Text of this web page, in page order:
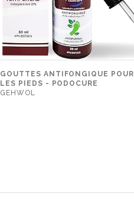
GOUTTES ANTIFONGIQUE POUR
LES PIEDS - PODOCURE
GEHWOL